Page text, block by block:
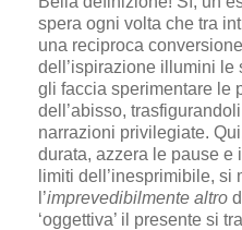
spera ogni volta che tra
una reciproca
dell’ispirazione illumini le
gli faccia sperimentare le
dell’abisso,
narrazioni privilegiate.
durata, azzera le pause e
limiti dell’inesprimibile, si
l’imprevedibilmente altro
‘oggettiva’ il presente si